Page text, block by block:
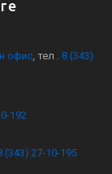
офис , тел . 8 (343)
192
(343) 27-10-195